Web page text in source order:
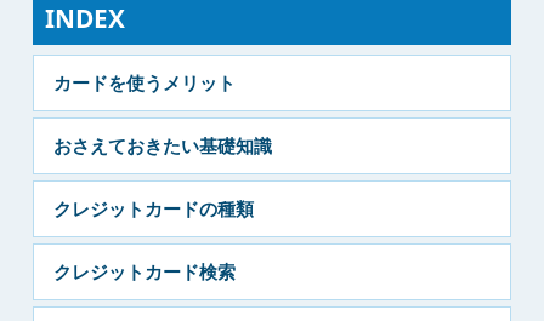
INDEX
カードを使うメリット
おさえておきたい基礎知識
クレジットカードの種類
クレジットカード検索